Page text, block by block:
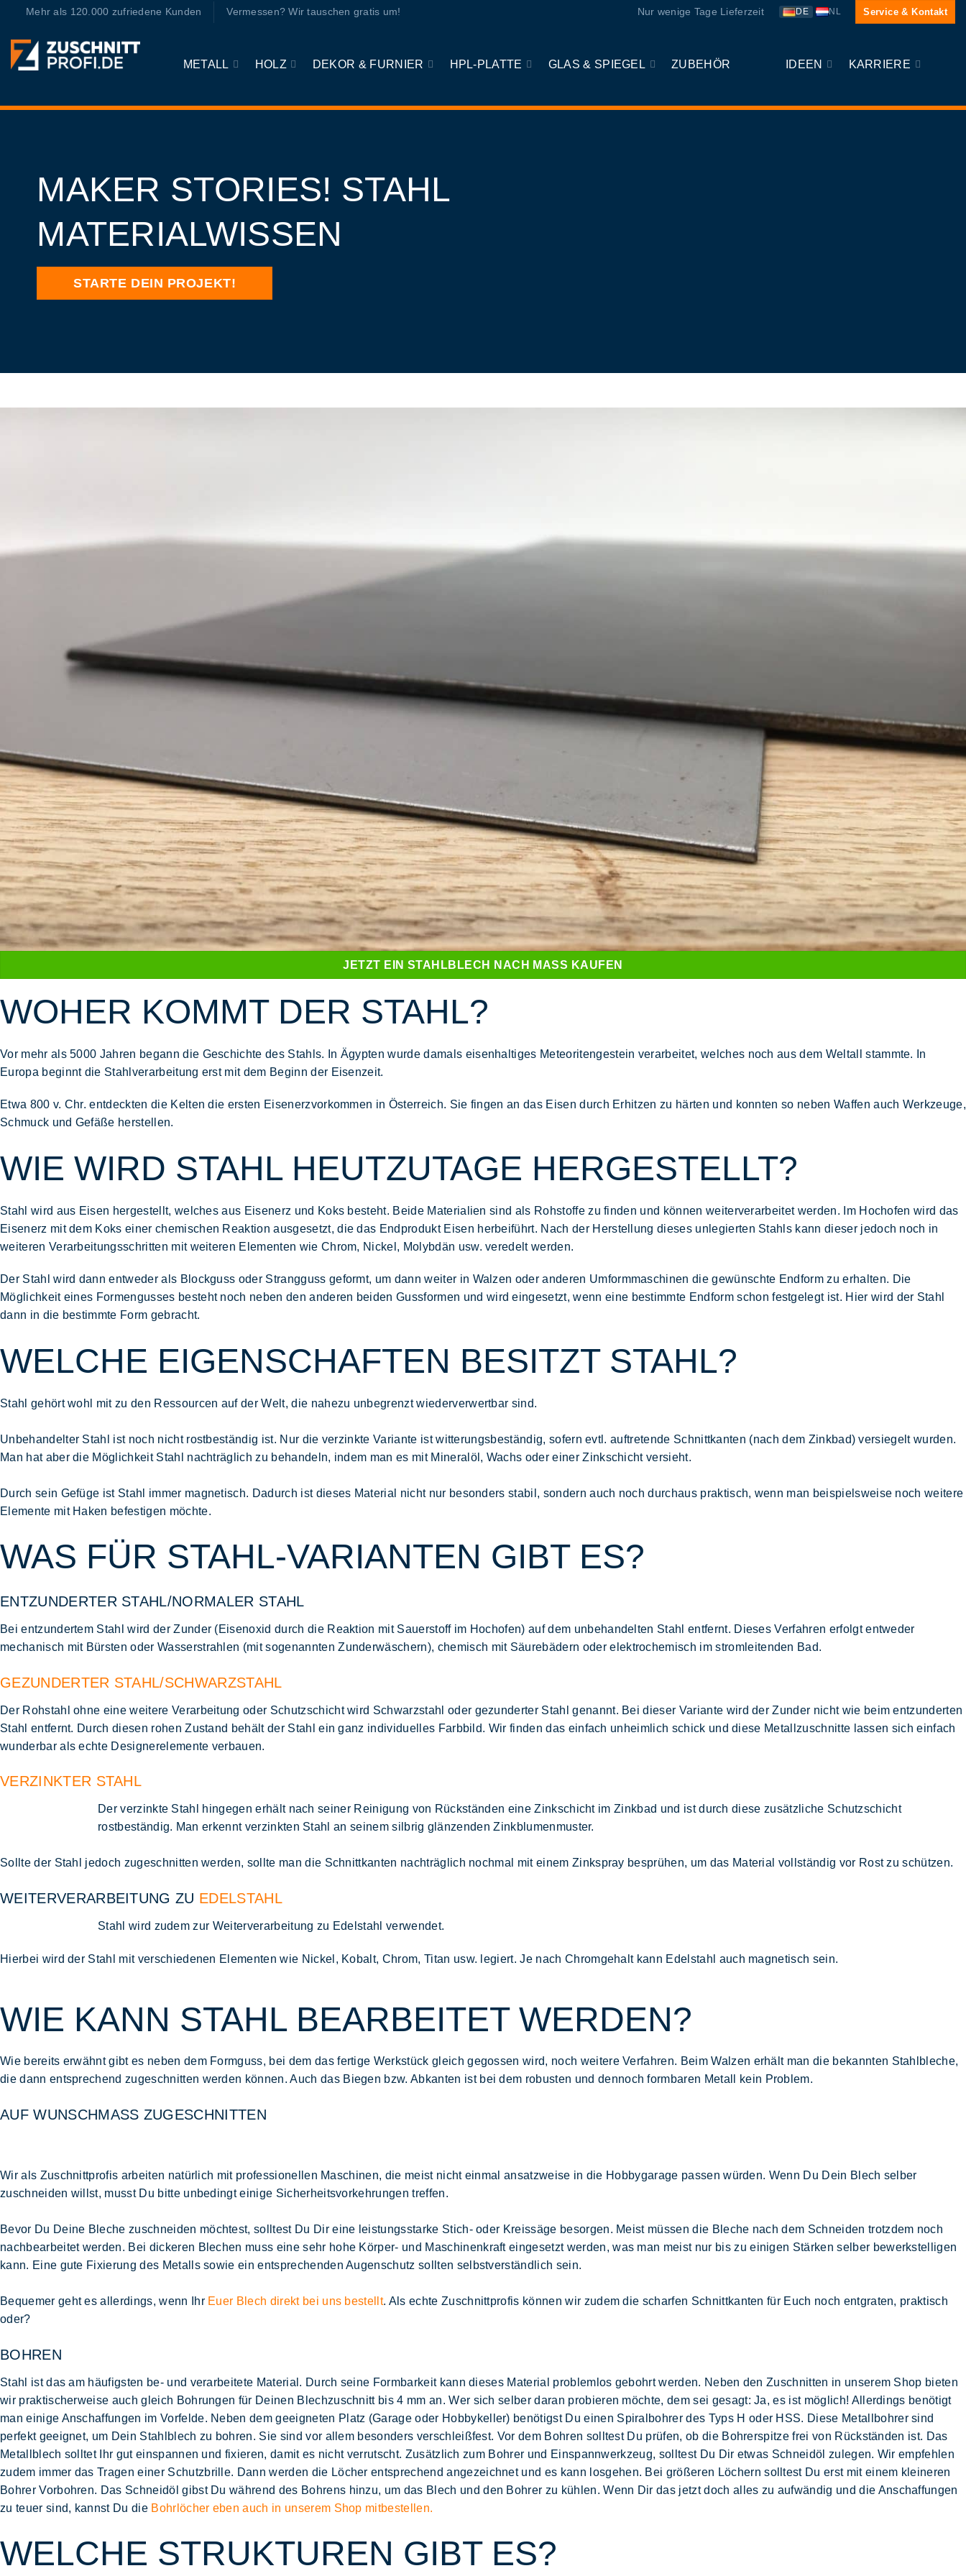
springen
Mehr als 120.000 zufriedene Kunden Vermessen? Wir tauschen gratis um! Nur wenige Tage Lieferzeit DE NL Service & Kontakt
METALL HOLZ DEKOR & FURNIER HPL-PLATTE GLAS & SPIEGEL ZUBEHÖR IDEEN KARRIERE
MAKER STORIES! STAHL
MATERIALWISSEN
STARTE DEIN PROJEKT!
JETZT EIN STAHLBLECH NACH MASS KAUFEN
WOHER KOMMT DER STAHL?
Vor mehr als 5000 Jahren begann die Geschichte des Stahls. In Ägypten wurde damals eisenhaltiges Meteoritengestein verarbeitet, welches noch aus dem Weltall stammte. In
Europa beginnt die Stahlverarbeitung erst mit dem Beginn der Eisenzeit.
Etwa 800 v. Chr. entdeckten die Kelten die ersten Eisenerzvorkommen in Österreich. Sie fingen an das Eisen durch Erhitzen zu härten und konnten so neben Waffen auch Werkzeuge,
Schmuck und Gefäße herstellen.
WIE WIRD STAHL HEUTZUTAGE HERGESTELLT?
Stahl wird aus Eisen hergestellt, welches aus Eisenerz und Koks besteht. Beide Materialien sind als Rohstoffe zu finden und können weiterverarbeitet werden. Im Hochofen wird das
Eisenerz mit dem Koks einer chemischen Reaktion ausgesetzt, die das Endprodukt Eisen herbeiführt. Nach der Herstellung dieses unlegierten Stahls kann dieser jedoch noch in
weiteren Verarbeitungsschritten mit weiteren Elementen wie Chrom, Nickel, Molybdän usw. veredelt werden.
Der Stahl wird dann entweder als Blockguss oder Strangguss geformt, um dann weiter in Walzen oder anderen Umformmaschinen die gewünschte Endform zu erhalten. Die
Möglichkeit eines Formengusses besteht noch neben den anderen beiden Gussformen und wird eingesetzt, wenn eine bestimmte Endform schon festgelegt ist. Hier wird der Stahl
dann in die bestimmte Form gebracht.
WELCHE EIGENSCHAFTEN BESITZT STAHL?
Stahl gehört wohl mit zu den Ressourcen auf der Welt, die nahezu unbegrenzt wiederverwertbar sind.
Unbehandelter Stahl ist noch nicht rostbeständig ist. Nur die verzinkte Variante ist witterungsbeständig, sofern evtl. auftretende Schnittkanten (nach dem Zinkbad) versiegelt wurden.
Man hat aber die Möglichkeit Stahl nachträglich zu behandeln, indem man es mit Mineralöl, Wachs oder einer Zinkschicht versieht.
Durch sein Gefüge ist Stahl immer magnetisch. Dadurch ist dieses Material nicht nur besonders stabil, sondern auch noch durchaus praktisch, wenn man beispielsweise noch weitere
Elemente mit Haken befestigen möchte.
WAS FÜR STAHL-VARIANTEN GIBT ES?
ENTZUNDERTER STAHL/NORMALER STAHL
Bei entzundertem Stahl wird der Zunder (Eisenoxid durch die Reaktion mit Sauerstoff im Hochofen) auf dem unbehandelten Stahl entfernt. Dieses Verfahren erfolgt entweder
mechanisch mit Bürsten oder Wasserstrahlen (mit sogenannten Zunderwäschern), chemisch mit Säurebädern oder elektrochemisch im stromleitenden Bad.
GEZUNDERTER STAHL/SCHWARZSTAHL
Der Rohstahl ohne eine weitere Verarbeitung oder Schutzschicht wird Schwarzstahl oder gezunderter Stahl genannt. Bei dieser Variante wird der Zunder nicht wie beim entzunderten
Stahl entfernt. Durch diesen rohen Zustand behält der Stahl ein ganz individuelles Farbbild. Wir finden das einfach unheimlich schick und diese Metallzuschnitte lassen sich einfach
wunderbar als echte Designerelemente verbauen.
VERZINKTER STAHL
Der verzinkte Stahl hingegen erhält nach seiner Reinigung von Rückständen eine Zinkschicht im Zinkbad und ist durch diese zusätzliche Schutzschicht
rostbeständig. Man erkennt verzinkten Stahl an seinem silbrig glänzenden Zinkblumenmuster.
Sollte der Stahl jedoch zugeschnitten werden, sollte man die Schnittkanten nachträglich nochmal mit einem Zinkspray besprühen, um das Material vollständig vor Rost zu schützen.
WEITERVERARBEITUNG ZU EDELSTAHL
Stahl wird zudem zur Weiterverarbeitung zu Edelstahl verwendet.
Hierbei wird der Stahl mit verschiedenen Elementen wie Nickel, Kobalt, Chrom, Titan usw. legiert. Je nach Chromgehalt kann Edelstahl auch magnetisch sein.
WIE KANN STAHL BEARBEITET WERDEN?
Wie bereits erwähnt gibt es neben dem Formguss, bei dem das fertige Werkstück gleich gegossen wird, noch weitere Verfahren. Beim Walzen erhält man die bekannten Stahlbleche,
die dann entsprechend zugeschnitten werden können. Auch das Biegen bzw. Abkanten ist bei dem robusten und dennoch formbaren Metall kein Problem.
AUF WUNSCHMASS ZUGESCHNITTEN
Wir als Zuschnittprofis arbeiten natürlich mit professionellen Maschinen, die meist nicht einmal ansatzweise in die Hobbygarage passen würden. Wenn Du Dein Blech selber
zuschneiden willst, musst Du bitte unbedingt einige Sicherheitsvorkehrungen treffen.
Bevor Du Deine Bleche zuschneiden möchtest, solltest Du Dir eine leistungsstarke Stich- oder Kreissäge besorgen. Meist müssen die Bleche nach dem Schneiden trotzdem noch
nachbearbeitet werden. Bei dickeren Blechen muss eine sehr hohe Körper- und Maschinenkraft eingesetzt werden, was man meist nur bis zu einigen Stärken selber bewerkstelligen
kann. Eine gute Fixierung des Metalls sowie ein entsprechenden Augenschutz sollten selbstverständlich sein.
Bequemer geht es allerdings, wenn Ihr Euer Blech direkt bei uns bestellt. Als echte Zuschnittprofis können wir zudem die scharfen Schnittkanten für Euch noch entgraten, praktisch
oder?
BOHREN
Stahl ist das am häufigsten be- und verarbeitete Material. Durch seine Formbarkeit kann dieses Material problemlos gebohrt werden. Neben den Zuschnitten in unserem Shop bieten
wir praktischerweise auch gleich Bohrungen für Deinen Blechzuschnitt bis 4 mm an. Wer sich selber daran probieren möchte, dem sei gesagt: Ja, es ist möglich! Allerdings benötigt
man einige Anschaffungen im Vorfelde. Neben dem geeigneten Platz (Garage oder Hobbykeller) benötigst Du einen Spiralbohrer des Typs H oder HSS. Diese Metallbohrer sind
perfekt geeignet, um Dein Stahlblech zu bohren. Sie sind vor allem besonders verschleißfest. Vor dem Bohren solltest Du prüfen, ob die Bohrerspitze frei von Rückständen ist. Das
Metallblech solltet Ihr gut einspannen und fixieren, damit es nicht verrutscht. Zusätzlich zum Bohrer und Einspannwerkzeug, solltest Du Dir etwas Schneidöl zulegen. Wir empfehlen
zudem immer das Tragen einer Schutzbrille. Dann werden die Löcher entsprechend angezeichnet und es kann losgehen. Bei größeren Löchern solltest Du erst mit einem kleineren
Bohrer Vorbohren. Das Schneidöl gibst Du während des Bohrens hinzu, um das Blech und den Bohrer zu kühlen. Wenn Dir das jetzt doch alles zu aufwändig und die Anschaffungen
zu teuer sind, kannst Du die Bohrlöcher eben auch in unserem Shop mitbestellen.
WELCHE STRUKTUREN GIBT ES?